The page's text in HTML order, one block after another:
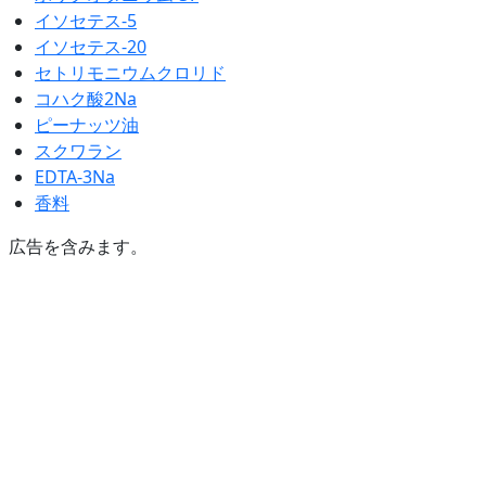
イソセテス-5
イソセテス-20
セトリモニウムクロリド
コハク酸2Na
ピーナッツ油
スクワラン
EDTA-3Na
香料
広告を含みます。